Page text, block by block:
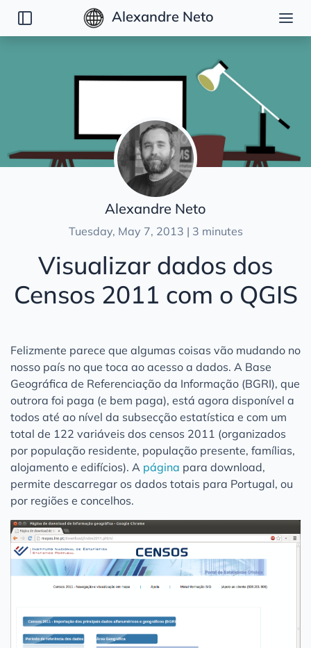
Alexandre Neto
Opinion articles
Tutorials
Alexandre Neto
Tuesday, May 7, 2013 | 3 minutes
Visualizar dados dos
Censos 2011 com o QGIS
Felizmente parece que algumas coisas vão mudando no
nosso país no que toca ao acesso a dados. A Base
Geográfica de Referenciação da Informação (BGRI), que
outrora foi paga (e bem paga), está agora disponível a
todos até ao nível da subsecção estatística e com um
total de 122 variáveis dos censos 2011 (organizados
por população residente, população presente, famílias,
alojamento e edifícios). A página para download,
permite descarregar os dados totais para Portugal, ou
por regiões e concelhos.